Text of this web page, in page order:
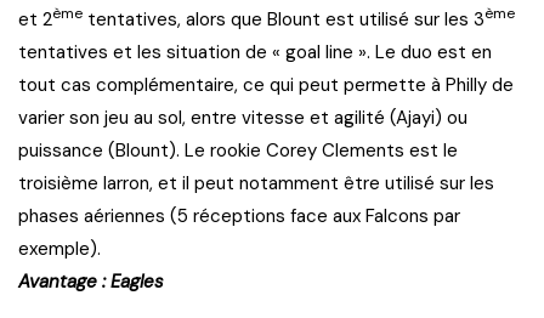
et 2ème tentatives, alors que Blount est utilisé sur les 3ème
tentatives et les situation de « goal line ». Le duo est en
tout cas complémentaire, ce qui peut permette à Philly de
varier son jeu au sol, entre vitesse et agilité (Ajayi) ou
puissance (Blount). Le rookie Corey Clements est le
troisième larron, et il peut notamment être utilisé sur les
phases aériennes (5 réceptions face aux Falcons par
exemple).
Avantage : Eagles